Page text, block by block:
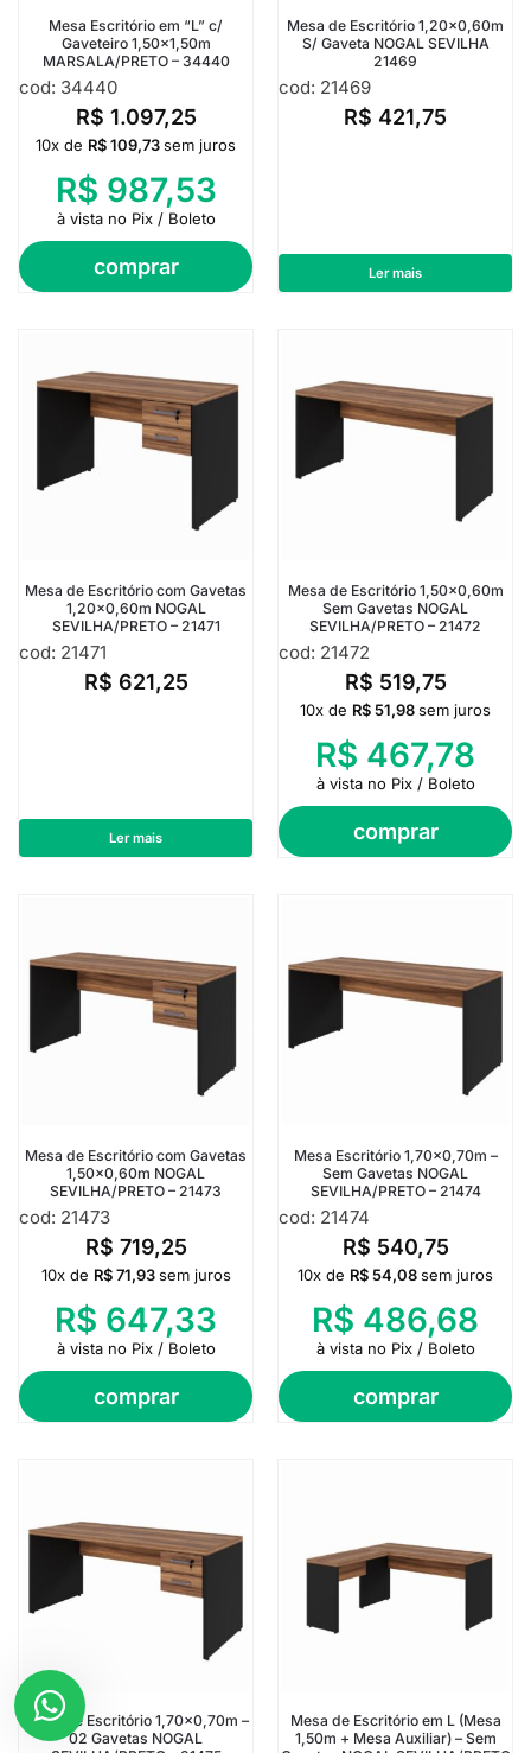
Mesa Escritório em “L” c/
Gaveteiro 1,50×1,50m
MARSALA/PRETO – 34440
cod: 34440
R$ 1.097,25
comprar
10x de R$109,73sem juros
R$ 987,53
à vista no Pix / Boleto
Mesa de Escritório 1,20×0,60m
S/ Gaveta NOGAL SEVILHA
21469
cod: 21469
R$ 421,75
Ler mais
Mesa de Escritório com Gavetas
1,20×0,60m NOGAL
SEVILHA/PRETO – 21471
cod: 21471
R$ 621,25
Ler mais
Mesa de Escritório 1,50×0,60m
Sem Gavetas NOGAL
SEVILHA/PRETO – 21472
cod: 21472
R$ 519,75
comprar
10x de R$51,98sem juros
R$ 467,78
à vista no Pix / Boleto
Mesa de Escritório com Gavetas
1,50×0,60m NOGAL
SEVILHA/PRETO – 21473
cod: 21473
R$ 719,25
comprar
10x de R$71,93 sem juros
R$ 647,33
à vista no Pix / Boleto
Mesa Escritório 1,70×0,70m –
Sem Gavetas NOGAL
SEVILHA/PRETO – 21474
cod: 21474
R$ 540,75
comprar
10x de R$54,08sem juros
R$ 486,68
à vista no Pix / Boleto
Mesa de Escritório 1,70×0,70m –
02 Gavetas NOGAL
Mesa de Escritório em L (Mesa
1,50m + Mesa Auxiliar) – Sem